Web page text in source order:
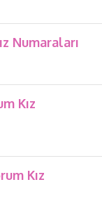
Numaraları
Kız
Kız